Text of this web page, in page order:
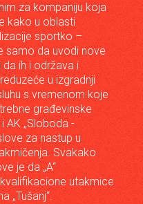
za kompaniju koja
kako u oblasti
sportko –
samo da uvodi nove
ih i održava i
u izgradnji
s vremenom koje
građevinske
AK „Sloboda -
za nastup u
Svakako
je da „A“
utakmice
„Tušanj“.